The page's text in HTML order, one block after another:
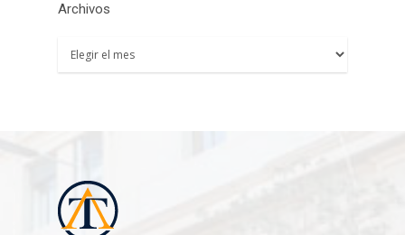
Archivos
Archivos